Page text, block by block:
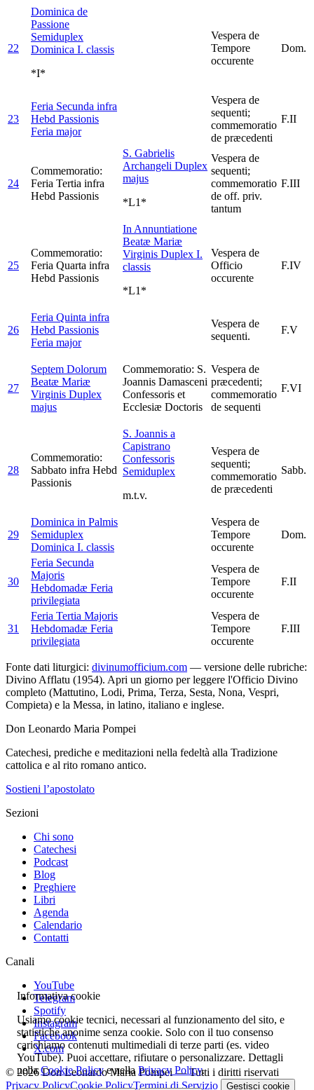
22
Dominica de
Passione
Semiduplex
Dominica I. classis
*I*
Vespera de
Tempore
occurente
Dom.
23
Feria Secunda infra
Hebd Passionis
Feria major
Vespera de
sequenti;
commemoratio
de præcedenti
F.II
24
Commemoratio:
Feria Tertia infra
Hebd Passionis
S. Gabrielis
Archangeli Duplex
majus
*L1*
Vespera de
sequenti;
commemoratio
de off. priv.
tantum
F.III
25
Commemoratio:
Feria Quarta infra
Hebd Passionis
In Annuntiatione
Beatæ Mariæ
Virginis Duplex I.
classis
*L1*
Vespera de
Officio
occurente
F.IV
26
Feria Quinta infra
Hebd Passionis
Feria major
Vespera de
sequenti.
F.V
27
Septem Dolorum
Beatæ Mariæ
Virginis Duplex
majus
Commemoratio: S.
Joannis Damasceni
Confessoris et
Ecclesiæ Doctoris
Vespera de
præcedenti;
commemoratio
de sequenti
F.VI
28
Commemoratio:
Sabbato infra Hebd
Passionis
S. Joannis a
Capistrano
Confessoris
Semiduplex
m.t.v.
Vespera de
sequenti;
commemoratio
de præcedenti
Sabb.
29
Dominica in Palmis
Semiduplex
Dominica I. classis
Vespera de
Tempore
occurente
Dom.
30
Feria Secunda
Majoris
Hebdomadæ Feria
privilegiata
Vespera de
Tempore
occurente
F.II
31
Feria Tertia Majoris
Hebdomadæ Feria
privilegiata
Vespera de
Tempore
occurente
F.III
Fonte dati liturgici: divinumofficium.com — versione delle rubriche:
Divino Afflatu (1954). Apri un giorno per leggere l'Officio Divino
completo (Mattutino, Lodi, Prima, Terza, Sesta, Nona, Vespri,
Compieta) e la Messa, in latino, italiano e inglese.
Don Leonardo Maria Pompei
Catechesi, prediche e meditazioni nella fedeltà alla Tradizione
cattolica e al rito romano antico.
Sostieni l’apostolato
Sezioni
Chi sono
Catechesi
Podcast
Blog
Preghiere
Libri
Agenda
Calendario
Contatti
Canali
YouTube
Telegram
Spotify
Instagram
Facebook
X.com
© 2026 Don Leonardo Maria Pompei — Tutti i diritti riservati
Privacy PolicyCookie PolicyTermini di Servizio Gestisci cookie
Informativa cookie
Usiamo cookie tecnici, necessari al funzionamento del sito, e
statistiche anonime senza cookie. Solo con il tuo consenso
carichiamo contenuti multimediali di terze parti (es. video
YouTube). Puoi accettare, rifiutare o personalizzare. Dettagli
nellaCookie Policye nella Privacy Policy.